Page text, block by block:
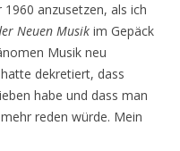
anzusetzen, als ich
Neuen Musik im Gepäck
Musik neu
dekretiert, dass
habe und dass man
reden würde. Mein